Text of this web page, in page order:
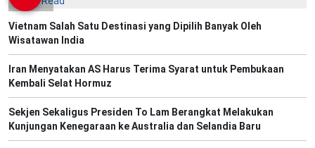
Vietnam Salah Satu Destinasi yang Dipilih Banyak Oleh
Wisatawan India
Iran Menyatakan AS Harus Terima Syarat untuk Pembukaan
Kembali Selat Hormuz
Sekjen Sekaligus Presiden To Lam Berangkat Melakukan
Kunjungan Kenegaraan ke Australia dan Selandia Baru